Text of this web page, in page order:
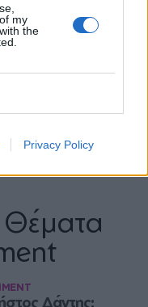
my
the
Privacy Policy
Θέματα
Δάντης: